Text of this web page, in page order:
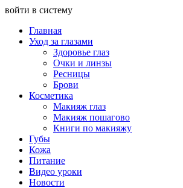
войти в систему
Главная
Уход за глазами
Здоровье глаз
Очки и линзы
Ресницы
Брови
Косметика
Макияж глаз
Макияж пошагово
Книги по макияжу
Губы
Кожа
Питание
Видео уроки
Новости